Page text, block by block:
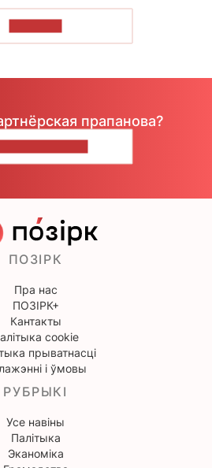
прапанова?
ПОЗІРК
Пра нас
ПОЗІРК+
Кантакты
cookie
прыватнасці
і ўмовы
РУБРЫКІ
Усе навіны
Палітыка
Эканоміка